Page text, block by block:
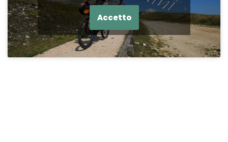
Accetto